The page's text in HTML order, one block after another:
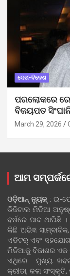
ଦେଶ-ବିଦେଶ
ପରଲୋକରେ
ବିଜୟପତ
March 29, 2026
ଆମ
ଓଡ଼ିଆନ୍‍ ନ୍ୟୁଜ୍‍: ଇ-
ଡିଜିଟାଲ ମିଡିଆ
ବର୍ଷରେ ପାଦ
କିଛି ଅଭିଜ୍ଞ
ଏଡିଟର୍ ଏବଂ
ମିଡିଆକୁ ବିକାଶର ଏକ
ଏଥିରେ ମୁଖ୍ୟ ଖବର
କ୍ରୀଡା, କଳା